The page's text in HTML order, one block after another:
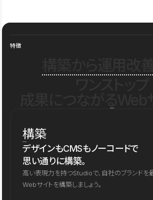
特徴
構築
デザインもCMSもノーコードで
思い通りに構築。
高い表現力を持つStudioで、自社のブランドを
Webサイトを構築しましょう。